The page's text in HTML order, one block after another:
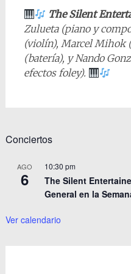
The Silent
Zulueta (piano y
(violín), Marcel Mihok
(batería), y Nando
efectos foley).
Conciertos
AGO
6
10:30 pm
The Silent
General en la
Ver calendario